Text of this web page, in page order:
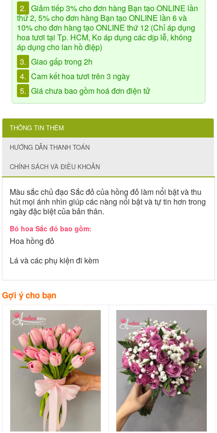
2. Giảm tiếp 3% cho đơn hàng Bạn tạo ONLINE lần
thứ 2, 5% cho đơn hàng Bạn tạo ONLINE lần 6 và
10% cho đơn hàng tạo ONLINE thứ 12 (Chỉ áp dụng
hoa tươi tại Tp. HCM, Ko áp dụng các dịp lễ, không
áp dụng cho lan hồ điệp)
3. Giao gấp trong 2h
4. Cam kết hoa tươi trên 3 ngày
5. Giá chưa bao gồm hoá đơn điện tử
THÔNG TIN THÊM
HƯỚNG DẪN THANH TOÁN
CHÍNH SÁCH VÀ ĐIỀU KHOẢN
Màu sắc chủ đạo Sắc đỏ của hồng đỏ làm nổi bật và thu
hút mọi ánh nhìn giúp các nàng nổi bật và tự tin hơn trong
ngày đặc biệt của bản thân.
Bó hoa Sắc đỏ bao gồm:
Hoa hồng đỏ
Lá và các phụ kiện đi kèm
Gợi ý cho bạn